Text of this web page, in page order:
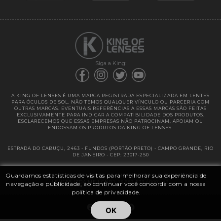
Guardamos estatísticas de visitas para melhorar sua experiência de
navegação e publicidade, ao continuar você concorda com a nossa
política de privacidade.
OK
Siga a King:
A KING OF LENSES É UMA MARCA REGISTRADA ESPECIALIZADA EM LENTES
PARA ÓCULOS DE SOL. NÃO TEMOS QUALQUER VÍNCULO OU PARCERIA COM
OUTRAS MARCAS. EVENTUAIS REFERÊNCIAS A ESSAS MARCAS SÃO FEITAS
EXCLUSIVAMENTE PARA INDICAR A COMPATIBILIDADE DOS PRODUTOS.
ESCLARECEMOS QUE ESSAS EMPRESAS NÃO PATROCINAM, APOIAM OU
ENDOSSAM OS PRODUTOS DA KING OF LENSES.
ESTRADA DO CABUÇU, 2463 - FUNDOS (PORTÃO PRETO) - CAMPO GRANDE, RIO
DE JANEIRO - CEP: 23017-250
@ 2025 | KING OF LENSES - KING OF IMPORTAÇÃO E DISTRIBUIÇÃO DE
LENTES LTDA ME | CNPJ: 13.682.533 / 0001-42